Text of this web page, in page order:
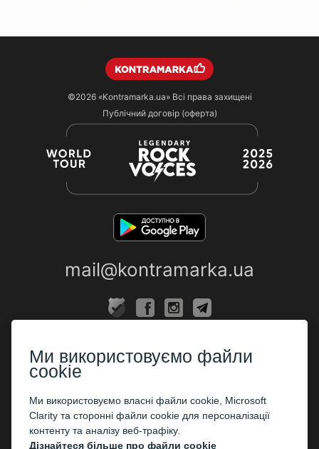
©2026 «Kontramarka.ua»Всі права захищені
Публічний договір (оферта)
mail@kontramarka.ua
Каси
ПАРТНЕРАМ
Організаторам
Корпоративним клієнтам
Ми використовуємо файли
cookie
Ми використовуємо власні файли cookie, Microsoft
Clarity та сторонні файли cookie для персоналізації
контенту та аналізу веб-трафіку.
Дізнайтеся більше про файли cookie